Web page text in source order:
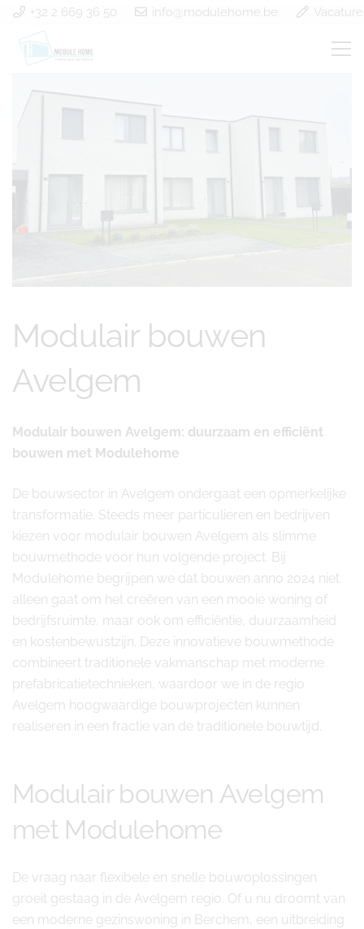
+32 2 669 36 50 info@modulehome.be
Modulair bouwen
Avelgem
Modulair bouwen Avelgem: duurzaam en efficiënt
bouwen met Modulehome
De bouwsector in Avelgem ondergaat een opmerkelijke
transformatie. Steeds meer particulieren en bedrijven
kiezen voor modulair bouwen Avelgem als slimme
bouwmethode voor hun volgende project. Bij
Modulehome begrijpen we dat bouwen anno 2024 niet
alleen gaat om het creëren van een mooie woning of
bedrijfsruimte, maar ook om efficiëntie, duurzaamheid
en kostenbewustzijn. Deze innovatieve bouwmethode
combineert traditionele vakmanschap met moderne
prefabricatietechnieken, waardoor we in de regio
Avelgem hoogwaardige bouwprojecten kunnen
realiseren in een fractie van de traditionele bouwtijd.
Modulair bouwen Avelgem
met Modulehome
De vraag naar flexibele en snelle bouwoplossingen
groeit gestaag in de Avelgem regio. Of u nu droomt van
een moderne gezinswoning in Berchem, een uitbreiding